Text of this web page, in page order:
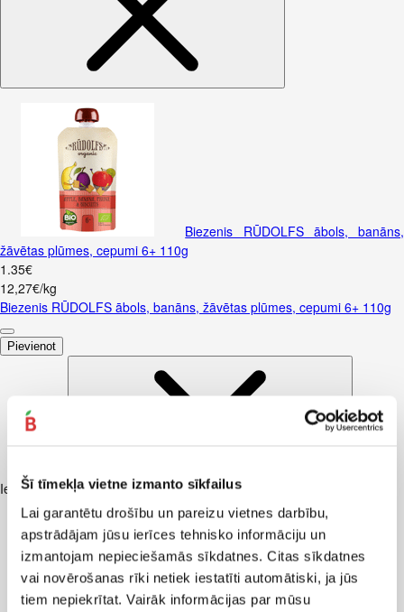
Šī tīmekļa vietne izmanto sīkfailus
Lai garantētu drošību un pareizu vietnes darbību,
apstrādājam jūsu ierīces tehnisko informāciju un
izmantojam nepieciešamās sīkdatnes. Citas sīkdatnes
vai novērošanas rīki netiek iestatīti automātiski, ja jūs
tiem nepiekrītat. Vairāk informācijas par mūsu
Biezenis RŪDOLFS ābols, banāns,
žāvētas plūmes, cepumi 6+ 110g
1 .35€
12,27€/kg
Biezenis RŪDOLFS ābols, banāns, žāvētas plūmes, cepumi 6+ 110g
Pievienot
Iesakām ar